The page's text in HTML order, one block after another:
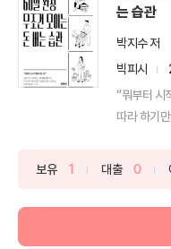
는 습관
박지수 저
빅피시
“뭐부터 시
따라 하기
보유 1 대출 0